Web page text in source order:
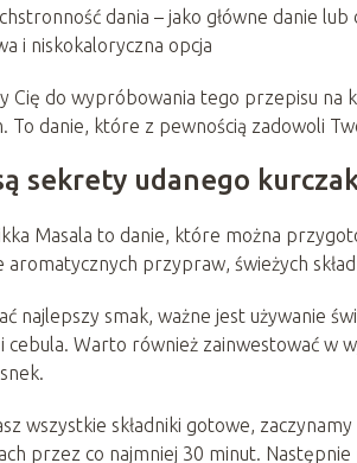
dania – jako główne danie lub
i niskokaloryczna opcja
Cię do wypróbowania tego przepisu na
To danie, które z pewnością zadowoli
sekrety udanego
Masala to danie, które można
aromatycznych przypraw, świeżych
najlepszy smak, ważne jest używanie
cebula. Warto również zainwestować w
wszystkie składniki gotowe,
przez co najmniej 30 minut.